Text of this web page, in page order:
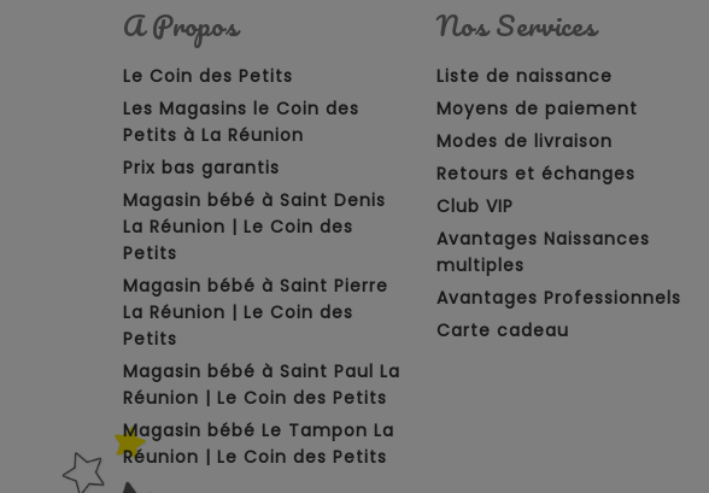
A Propos
Le Coin des Petits
Les Magasins le Coin des
Petits à La Réunion
Prix bas garantis
Magasin bébé à Saint Denis
La Réunion | Le Coin des
Petits
Magasin bébé à Saint Pierre
La Réunion | Le Coin des
Petits
Magasin bébé à Saint Paul La
Réunion | Le Coin des Petits
Magasin bébé Le Tampon La
Réunion | Le Coin des Petits
Nos Services
Liste de naissance
Moyens de paiement
Modes de livraison
Retours et échanges
Club VIP
Avantages Naissances
multiples
Avantages Professionnels
Carte cadeau